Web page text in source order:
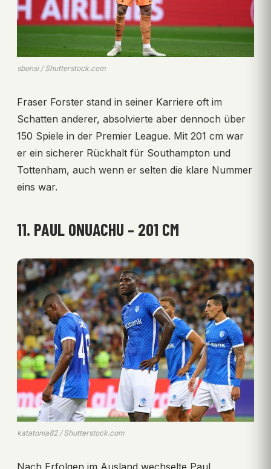
sbonsi / Shutterstock.com
Fraser Forster stand in seiner Karriere oft im
Schatten anderer, absolvierte aber dennoch über
150 Spiele in der Premier League. Mit 201 cm war
er ein sicherer Rückhalt für Southampton und
Tottenham, auch wenn er selten die klare Nummer
eins war.
11. PAUL ONUACHU – 201 CM
katatonia82 / Shutterstock.com